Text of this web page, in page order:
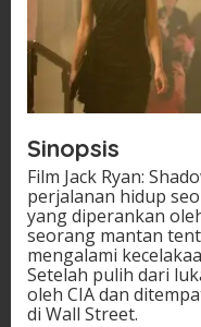
Sinopsis
Film Jack Ryan:
perjalanan hidup
yang diperankan
seorang mantan
mengalami
Setelah pulih dari
oleh CIA dan
di Wall Street.